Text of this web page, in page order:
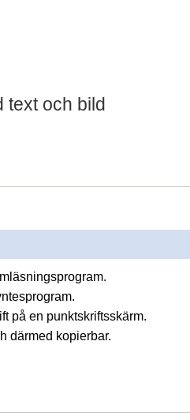
text och bild
på en punktskriftsskärm.
därmed kopierbar.